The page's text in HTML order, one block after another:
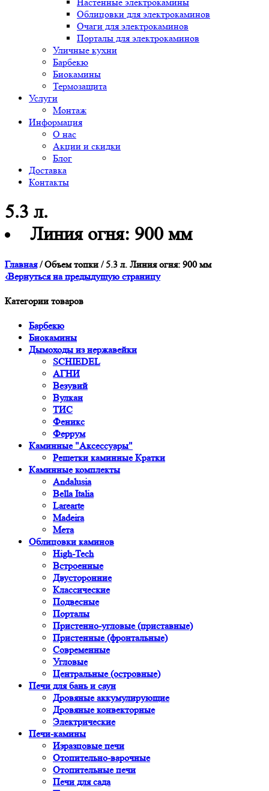
Облицовки для электрокаминов
Очаги для электрокаминов
Порталы для электрокаминов
Уличные кухни
Барбекю
Биокамины
Термозащита
Услуги
Монтаж
Информация
О нас
Акции и скидки
Блог
Доставка
Контакты
5.3 л.
Линия огня: 900 мм
Главная/ Объем топки / 5.3 л. Линия огня: 900 мм
‹Вернуться на предыдущую страницу
Категории товаров
Барбекю
Биокамины
Дымоходы из нержавейки
SCHIEDEL
АГНИ
Везувий
Вулкан
ТИС
Феникс
Феррум
Каминные "Аксессуары"
Решетки каминные Кратки
Каминные комплекты
Andalusia
Bella Italia
Larearte
Madeira
Мета
Облицовки каминов
High-Tech
Встроенные
Двусторонние
Классические
Подвесные
Порталы
Пристенно-угловые (приставные)
Пристенные (фронтальные)
Современные
Угловые
Центральные (островные)
Печи для бань и саун
Дровяные аккумулирующие
Дровяные конвекторные
Электрические
Печи-камины
Изразцовые печи
Отопительно-варочные
Отопительные печи
Печи для сада